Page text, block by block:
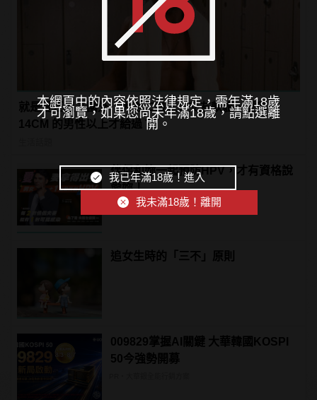
本網頁中的內容依照法律規定，需年滿18歲
才可瀏覽，如果您尚未年滿18歲，請點選離
開。
我已年滿18歲！進入
我未滿18歲！離開
就是愛巨根？國外「大老二限定」交友軟體，號稱
14CM 的男性以上才給過？
伴侶和妳一起預防HPV，才有資格說
愛妳！
PR・台灣癌症基金會
追女生時的「三不」原則
009829掌握AI關鍵 大華韓國KOSPI
50今強勢開募